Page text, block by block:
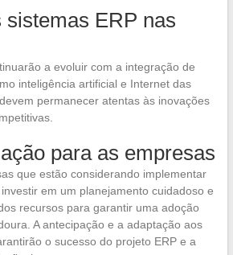
sistemas ERP nas
a evoluir com a integração de
inteligência artificial e Internet das
permanecer atentas às inovações
para as empresas
que estão considerando implementar
em um planejamento cuidadoso e
recursos para garantir uma adoção
A antecipação e a adaptação aos
o sucesso do projeto ERP e a